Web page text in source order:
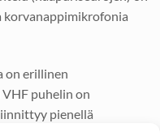
korvanappimikrofonia
on erillinen
puhelin on
pienellä